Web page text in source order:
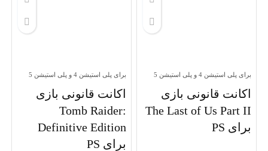
برای پلی استیشن 4 و پلی استیشن 5
اکانت قانونی بازی
The Last of Us Part II
برای PS
برای پلی استیشن 4 و پلی استیشن 5
اکانت قانونی بازی
Tomb Raider:
Definitive Edition
برای PS